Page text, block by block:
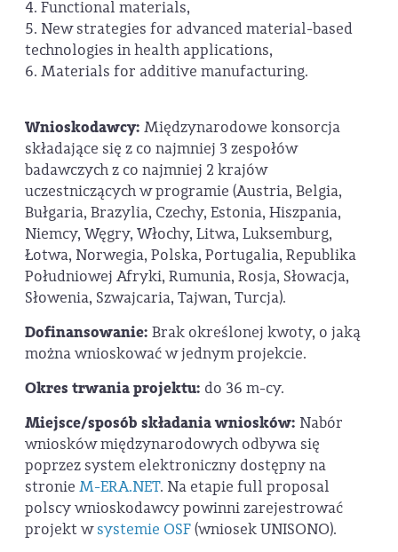
4. Functional materials,
5. New strategies for advanced material-based
technologies in health applications,
6. Materials for additive manufacturing.
Wnioskodawcy: Międzynarodowe konsorcja
składające się z co najmniej 3 zespołów
badawczych z co najmniej 2 krajów
uczestniczących w programie (Austria, Belgia,
Bułgaria, Brazylia, Czechy, Estonia, Hiszpania,
Niemcy, Węgry, Włochy, Litwa, Luksemburg,
Łotwa, Norwegia, Polska, Portugalia, Republika
Południowej Afryki, Rumunia, Rosja, Słowacja,
Słowenia, Szwajcaria, Tajwan, Turcja).
Dofinansowanie: Brak określonej kwoty, o jaką
można wnioskować w jednym projekcie.
Okres trwania projektu: do 36 m-cy.
Miejsce/sposób składania wniosków: Nabór
wniosków międzynarodowych odbywa się
poprzez system elektroniczny dostępny na
stronie M-ERA.NET. Na etapie full proposal
polscy wnioskodawcy powinni zarejestrować
projekt wsystemie OSF(wniosek UNISONO).